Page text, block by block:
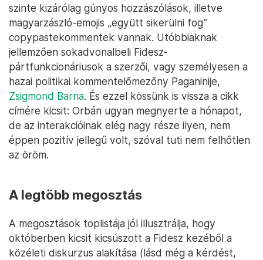
szinte kizárólag gúnyos hozzászólások, illetve
magyarzászló-emojis „együtt sikerülni fog”
copypastekommentek vannak. Utóbbiaknak
jellemzően sokadvonalbeli Fidesz-
pártfunkcionáriusok a szerzői, vagy személyesen a
hazai politikai kommentelőmezőny Paganinije,
Zsigmond Barna. És ezzel kössünk is vissza a cikk
címére kicsit: Orbán ugyan megnyerte a hónapot,
de az interakcióinak elég nagy része ilyen, nem
éppen pozitív jellegű volt, szóval tuti nem felhőtlen
az öröm.
A legtöbb megosztás
A megosztások toplistája jól illusztrálja, hogy
októberben kicsit kicsúszott a Fidesz kezéből a
közéleti diskurzus alakítása (lásd még a kérdést,